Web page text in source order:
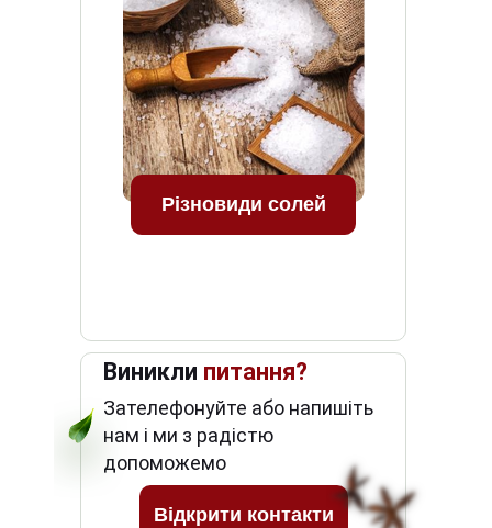
Різновиди солей
Виникли питання?
Зателефонуйте або напишіть
нам і ми з радістю
допоможемо
Відкрити контакти